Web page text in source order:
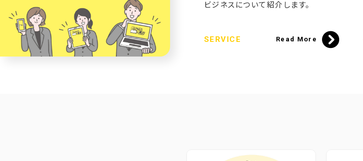
ビジネスについて紹介します。
SERVICE Read More